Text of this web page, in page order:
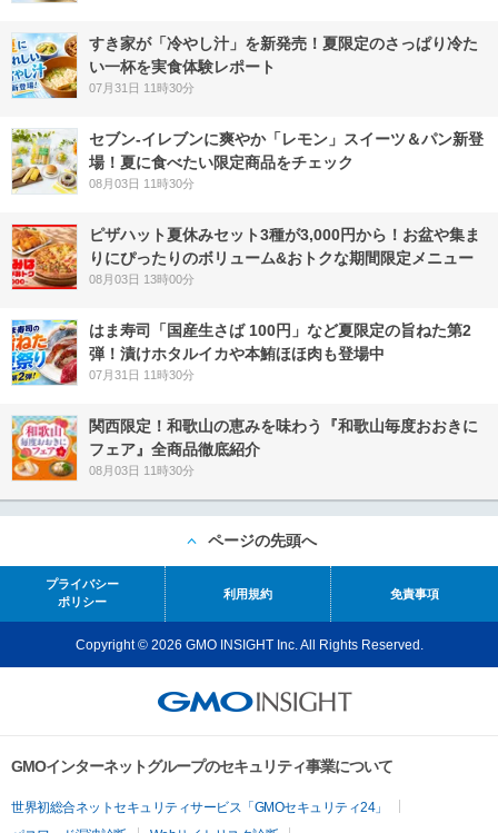
すき家が「冷やし汁」を新発売！夏限定のさっぱり冷た
い一杯を実食体験レポート
07月31日 11時30分
セブン‐イレブンに爽やか「レモン」スイーツ＆パン新登
場！夏に食べたい限定商品をチェック
08月03日 11時30分
ピザハット夏休みセット3種が3,000円から！お盆や集ま
りにぴったりのボリューム&おトクな期間限定メニュー
08月03日 13時00分
はま寿司「国産生さば 100円」など夏限定の旨ねた第2
弾！漬けホタルイカや本鮪ほほ肉も登場中
07月31日 11時30分
関西限定！和歌山の恵みを味わう『和歌山毎度おおきに
フェア』全商品徹底紹介
08月03日 11時30分
ページの先頭へ
プライバシー
ポリシー
利用規約 免責事項
Copyright © 2026 GMO INSIGHT Inc. All Rights Reserved.
GMOインターネットグループのセキュリティ事業について
世界初総合ネットセキュリティサービス「GMOセキュリティ24」